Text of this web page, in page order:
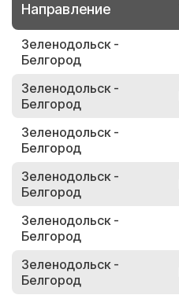
Направление
Зеленодольск -
Белгород
Зеленодольск -
Белгород
Зеленодольск -
Белгород
Зеленодольск -
Белгород
Зеленодольск -
Белгород
Зеленодольск -
Белгород